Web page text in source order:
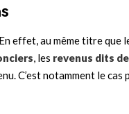
effet, au même titre que
, les revenus dits
C’est notamment le